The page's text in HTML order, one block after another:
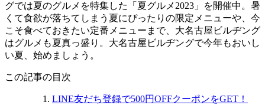
グでは夏のグルメを特集した「夏グルメ2023」を開催中。暑
くて食欲が落ちてしまう夏にぴったりの限定メニューや、今
こそ食べておきたい定番メニューまで、大名古屋ビルヂング
はグルメも夏真っ盛り。大名古屋ビルヂングで今年もおいし
い夏、始めましょう。
この記事の目次
LINE友だち登録で500円OFFクーポンをGET！